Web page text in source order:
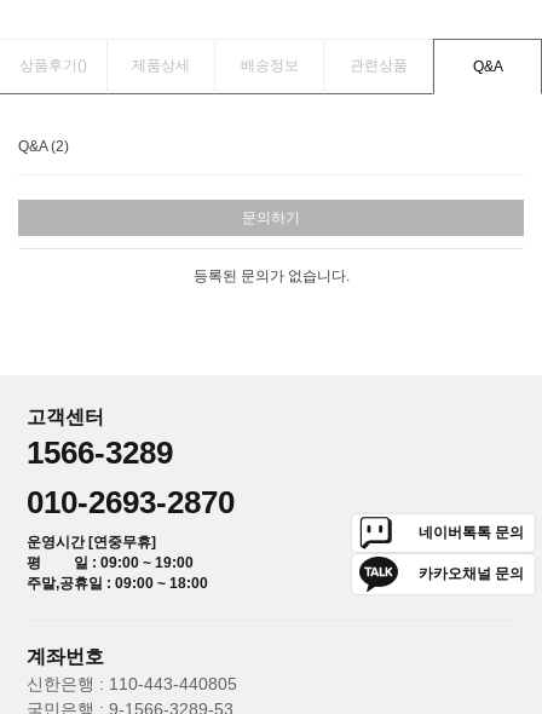
상품후기() 제품상세 배송정보 관련상품 Q&A
Q&A (2)
문의하기
등록된 문의가 없습니다.
고객센터
1566-3289
010-2693-2870
운영시간 [연중무휴]
평 일 : 09:00 ~ 19:00
주말,공휴일 : 09:00 ~ 18:00
네이버톡톡 문의
카카오채널 문의
계좌번호
신한은행 : 110-443-440805
국민은행 : 9-1566-3289-53